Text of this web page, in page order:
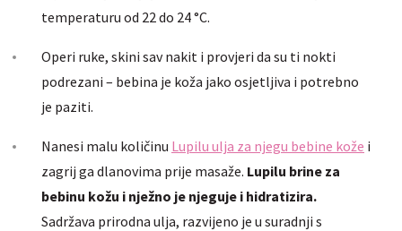
temperaturu od 22 do 24 °C.
Operi ruke, skini sav nakit i provjeri da su ti nokti
podrezani – bebina je koža jako osjetljiva i potrebno
je paziti.
Nanesi malu količinu Lupilu ulja za njegu bebine kože i
zagrij ga dlanovima prije masaže. Lupilu brine za
bebinu kožu i nježno je njeguje i hidratizira.
Sadržava prirodna ulja, razvijeno je u suradnji s